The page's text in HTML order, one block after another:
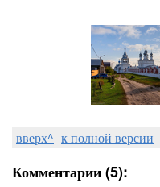
вверх^ к полной версии
Комментарии (5):